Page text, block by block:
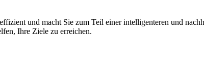
und macht Sie zum Teil einer intelligenteren und
Ihre Ziele zu erreichen.